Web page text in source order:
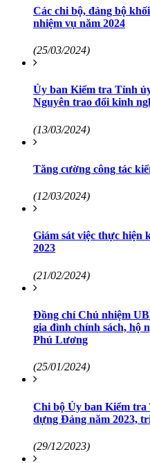
Các chi bộ, đảng bộ
nhiệm vụ năm 2024
(25/03/2024)
Ủy ban Kiểm tra Tỉnh
Nguyên trao đổi kinh
(13/03/2024)
Tăng cường công tác
(12/03/2024)
Giám sát việc thực hiện
2023
(21/02/2024)
Đồng chí Chủ nhiệm
gia đình chính sách, hộ
Phú Lương
(25/01/2024)
Chi bộ Ủy ban Kiểm tra
dựng Đảng năm 2023,
(29/12/2023)